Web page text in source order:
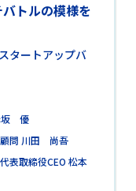
トルの模様を
タートアップバ
坂 優
顧問 川田 尚吾
表取締役CEO 松本